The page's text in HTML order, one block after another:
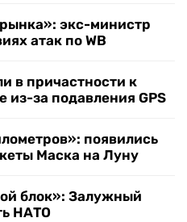
экс-министр
атак по WB
в причастности к
из-за подавления GPS
появились
Маска на Луну
блок»: Залужный
НАТО